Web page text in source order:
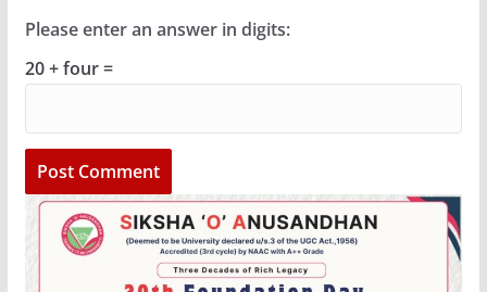
Please enter an answer in digits:
20 + four =